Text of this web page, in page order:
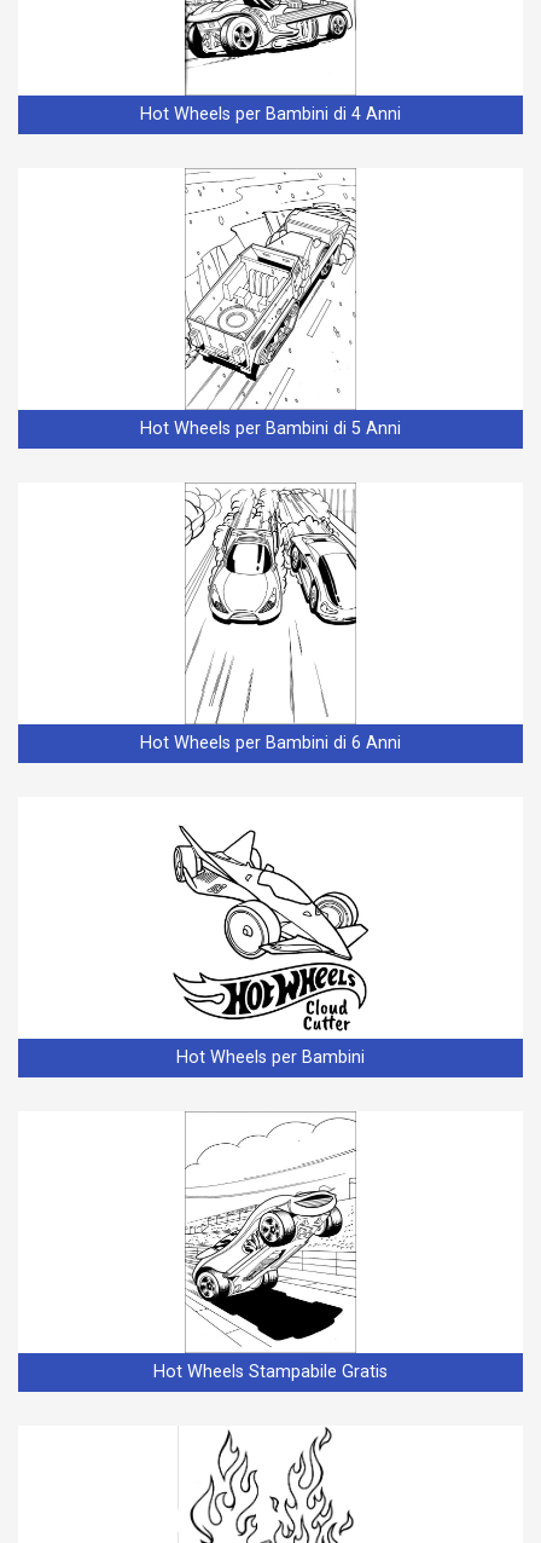
Hot Wheels per Bambini di 4 Anni
Hot Wheels per Bambini di 5 Anni
Hot Wheels per Bambini di 6 Anni
Hot Wheels per Bambini
Hot Wheels Stampabile Gratis